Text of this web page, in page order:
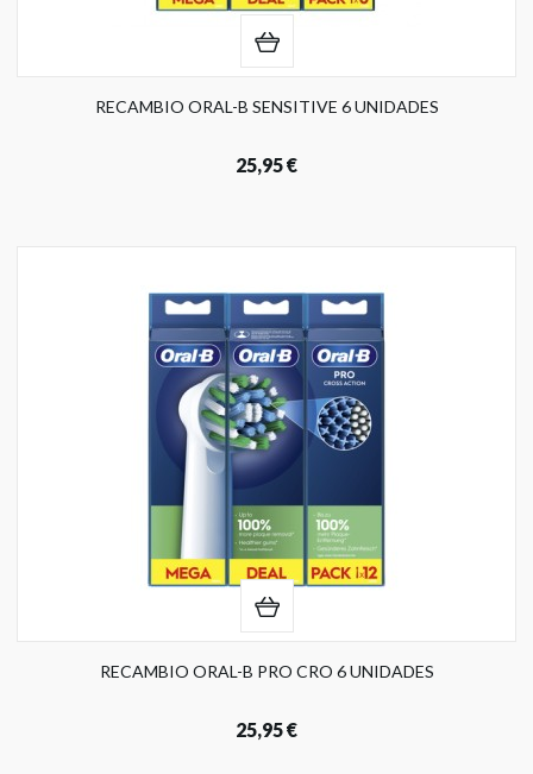
RECAMBIO ORAL-B SENSITIVE 6 UNIDADES
25,95 €
RECAMBIO ORAL-B PRO CRO 6 UNIDADES
25,95 €